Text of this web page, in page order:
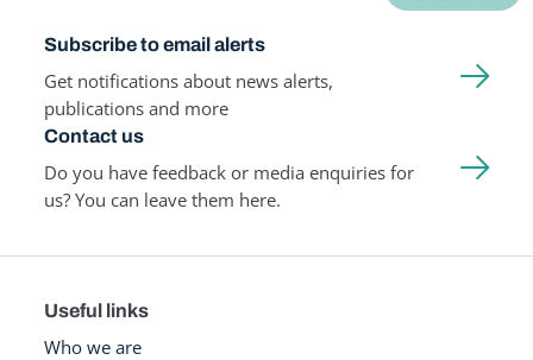
Subscribe to email alerts
Get notifications about news alerts,
publications and more
Contact us
Do you have feedback or media enquiries for
us? You can leave them here.
Useful links
Who we are